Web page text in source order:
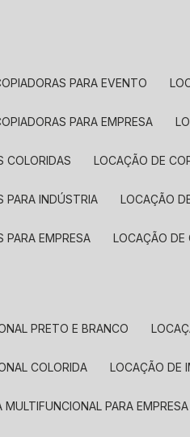
PARA EVENTO
PARA EMPRESA
COLORIDAS LOCAÇÃO DE
PARA INDÚSTRIA LOCAÇÃO
PARA EMPRESA LOCAÇÃO
PRETO E BRANCO
COLORIDA LOCAÇÃO DE
MULTIFUNCIONAL PARA EMPRESA